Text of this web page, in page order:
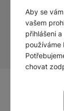
Aby se
vašem
přihlášeni
používáme
chovat